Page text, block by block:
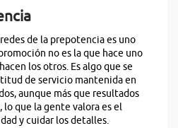
de la prepotencia es uno
no es la que hace uno
los otros. Es algo que se
de servicio mantenida en
aunque más que resultados
que la gente valora es el
y cuidar los detalles.